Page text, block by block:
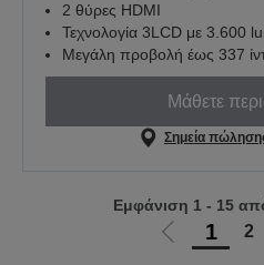
2 θύρες HDMI
Τεχνολογία 3LCD με 3.600
Μεγάλη προβολή έως 337
Μάθετε
Σημεία
Μετάβαση
1 2
Εμφάνιση 1 - 15